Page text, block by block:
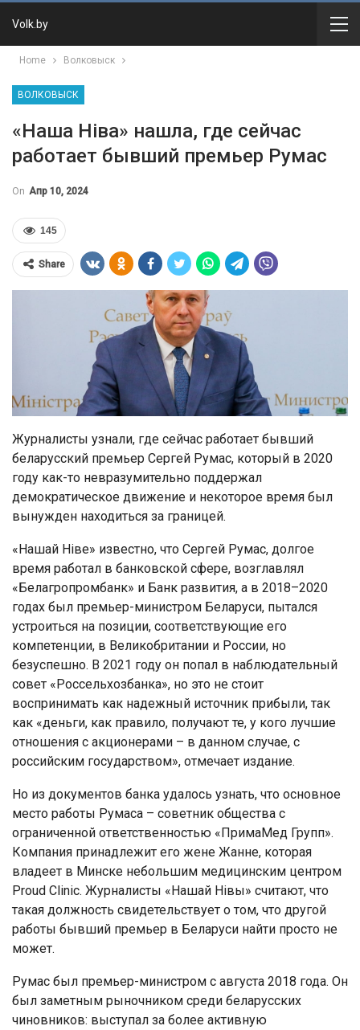
Volk.by
Home Волковыск
ВОЛКОВЫСК
«Наша Ніва» нашла, где сейчас
работает бывший премьер Румас
On Апр 10, 2024
145
Share
Журналисты узнали, где сейчас работает бывший
беларусский премьер Сергей Румас, который в 2020
году как-то невразумительно поддержал
демократическое движение и некоторое время был
вынужден находиться за границей.
«Нашай Ніве» известно, что Сергей Румас, долгое
время работал в банковской сфере, возглавлял
«Белагропромбанк» и Банк развития, а в 2018–2020
годах был премьер-министром Беларуси, пытался
устроиться на позиции, соответствующие его
компетенции, в Великобритании и России, но
безуспешно. В 2021 году он попал в наблюдательный
совет «Россельхозбанка», но это не стоит
воспринимать как надежный источник прибыли, так
как «деньги, как правило, получают те, у кого лучшие
отношения с акционерами – в данном случае, с
российским государством», отмечает издание.
Но из документов банка удалось узнать, что основное
место работы Румаса – советник общества с
ограниченной ответственностью «ПримаМед Групп».
Компания принадлежит его жене Жанне, которая
владеет в Минске небольшим медицинским центром
Proud Clinic. Журналисты «Нашай Нівы» считают, что
такая должность свидетельствует о том, что другой
работы бывший премьер в Беларуси найти просто не
может.
Румас был премьер-министром с августа 2018 года. Он
был заметным рыночником среди беларусских
чиновников: выступал за более активную